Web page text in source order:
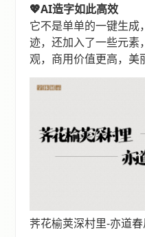
💖AI造字如此高效
它不是单单的一键生成
迹，还加入了一些元素
观，商用价值更高，美
荠花榆荚深村里-亦道